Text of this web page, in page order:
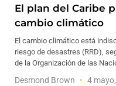
El plan del Caribe
cambio climático
El cambio climático está
riesgo de desastres (RRD),
de la Organización de las
Desmond Brown 4